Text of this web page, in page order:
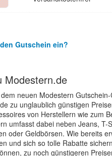
Gutschein ein?
Modestern.de
neuen Modestern
zu unglaublich günstigen
von Herstellern wie zum
umfasst dabei neben Jeans,
oder Geldbörsen. Wie bereits
und sich so tolle Rabatte
zu noch günstigeren